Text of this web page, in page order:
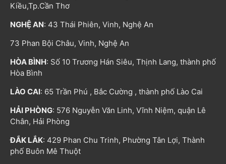
Kiều,Tp.Cần Thơ
NGHỆ AN: 43 Thái Phiên, Vinh, Nghệ An
73 Phan Bội Châu, Vinh, Nghệ An
HÒA BÌNH: Số 10 Trương Hán Siêu, Thịnh Lang, thành phố
Hòa Bình
LÀO CAI: 65 Trần Phú , Bắc Cường , thành phố Lào Cai
HẢI PHÒNG: 576 Nguyễn Văn Linh, Vĩnh Niệm, quận Lê
Chân, Hải Phòng
ĐẮK LẮK: 429 Phan Chu Trinh, Phường Tân Lợi, Thành
phố Buôn Mê Thuột